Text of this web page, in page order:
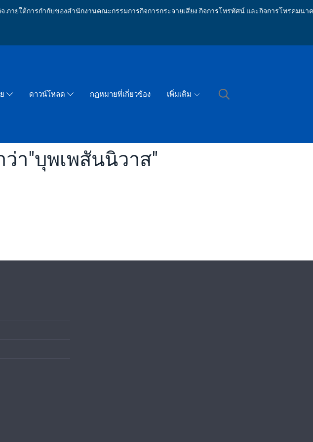
ายใต้การกำกับของสำนักงานคณะกรรมการกิจการกระจายเสียง กิจการโทรทัศน์ และกิจการโทรคมนา
ย ดาวน์โหลด กฏหมายที่เกี่ยวข้อง เพิ่มเติม
า"บุพเพสันนิวาส"